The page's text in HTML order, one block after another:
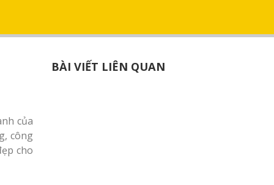
của
công
cho
BÀI VIẾT LIÊN QUAN